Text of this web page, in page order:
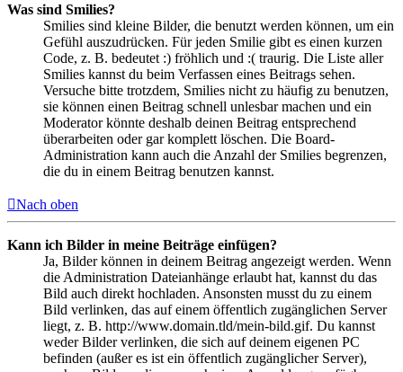
Was sind Smilies?
Smilies sind kleine Bilder, die benutzt werden können, um ein
Gefühl auszudrücken. Für jeden Smilie gibt es einen kurzen
Code, z. B. bedeutet :) fröhlich und :( traurig. Die Liste aller
Smilies kannst du beim Verfassen eines Beitrags sehen.
Versuche bitte trotzdem, Smilies nicht zu häufig zu benutzen,
sie können einen Beitrag schnell unlesbar machen und ein
Moderator könnte deshalb deinen Beitrag entsprechend
überarbeiten oder gar komplett löschen. Die Board-
Administration kann auch die Anzahl der Smilies begrenzen,
die du in einem Beitrag benutzen kannst.
Nach oben
Kann ich Bilder in meine Beiträge einfügen?
Ja, Bilder können in deinem Beitrag angezeigt werden. Wenn
die Administration Dateianhänge erlaubt hat, kannst du das
Bild auch direkt hochladen. Ansonsten musst du zu einem
Bild verlinken, das auf einem öffentlich zugänglichen Server
liegt, z. B. http://www.domain.tld/mein-bild.gif. Du kannst
weder Bilder verlinken, die sich auf deinem eigenen PC
befinden (außer es ist ein öffentlich zugänglicher Server),